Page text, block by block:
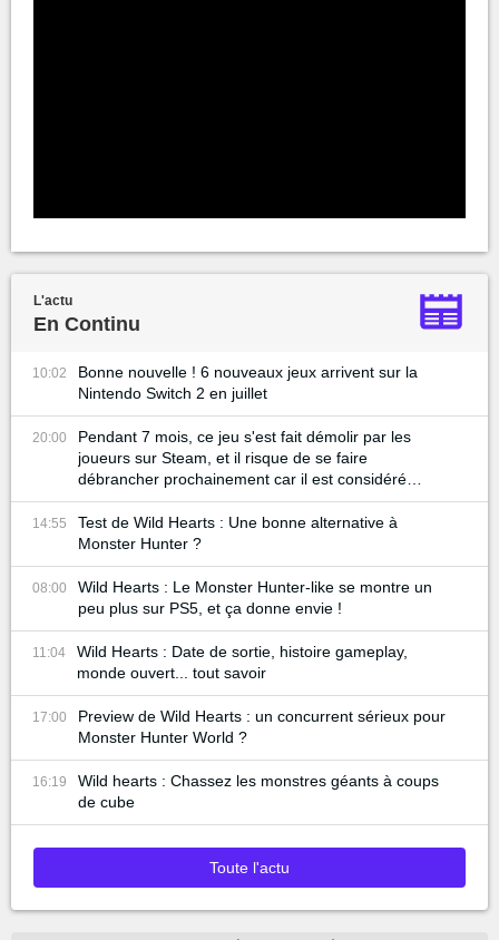
L'actu
En Continu
10:02
Bonne nouvelle ! 6 nouveaux jeux arrivent sur la
Nintendo Switch 2 en juillet
20:00
Pendant 7 mois, ce jeu s'est fait démolir par les
joueurs sur Steam, et il risque de se faire
débrancher prochainement car il est considéré
comme un échec...
14:55
Test de Wild Hearts : Une bonne alternative à
Monster Hunter ?
08:00
Wild Hearts : Le Monster Hunter-like se montre un
peu plus sur PS5, et ça donne envie !
11:04
Wild Hearts : Date de sortie, histoire gameplay,
monde ouvert... tout savoir
17:00
Preview de Wild Hearts : un concurrent sérieux pour
Monster Hunter World ?
16:19
Wild hearts : Chassez les monstres géants à coups
de cube
Toute l'actu